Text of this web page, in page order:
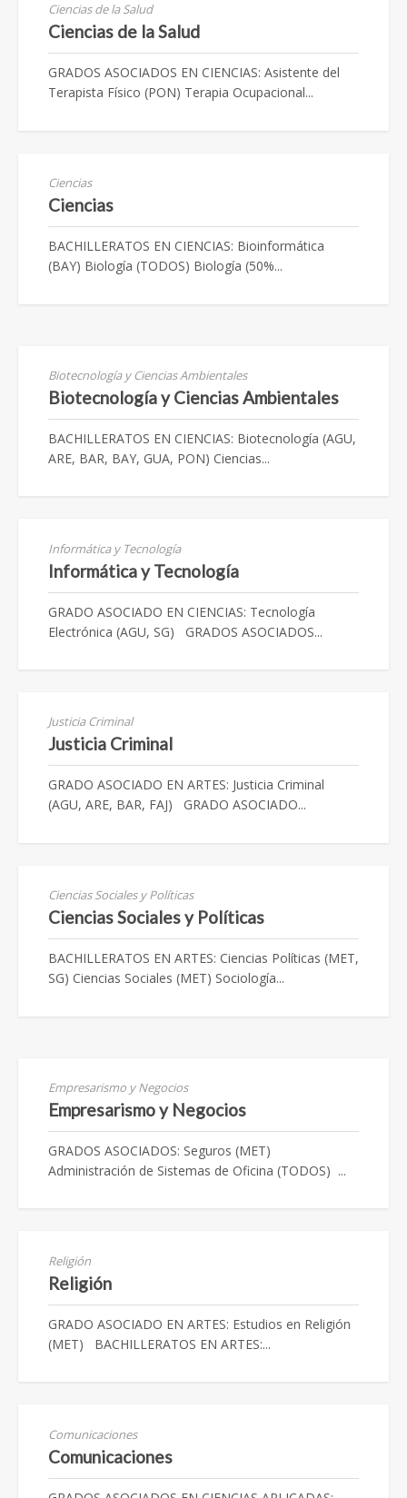
Ciencias de la Salud
Ciencias de la Salud
GRADOS ASOCIADOS EN CIENCIAS: Asistente del
Terapista Físico (PON) Terapia Ocupacional...
Ciencias
Ciencias
BACHILLERATOS EN CIENCIAS: Bioinformática
(BAY) Biología (TODOS) Biología (50%...
Biotecnología y Ciencias Ambientales
Biotecnología y Ciencias Ambientales
BACHILLERATOS EN CIENCIAS: Biotecnología (AGU,
ARE, BAR, BAY, GUA, PON) Ciencias...
Informática y Tecnología
Informática y Tecnología
GRADO ASOCIADO EN CIENCIAS: Tecnología
Electrónica (AGU, SG) GRADOS ASOCIADOS...
Justicia Criminal
Justicia Criminal
GRADO ASOCIADO EN ARTES: Justicia Criminal
(AGU, ARE, BAR, FAJ) GRADO ASOCIADO...
Ciencias Sociales y Políticas
Ciencias Sociales y Políticas
BACHILLERATOS EN ARTES: Ciencias Políticas (MET,
SG) Ciencias Sociales (MET) Sociología...
Empresarismo y Negocios
Empresarismo y Negocios
GRADOS ASOCIADOS: Seguros (MET)
Administración de Sistemas de Oficina (TODOS) ...
Religión
Religión
GRADO ASOCIADO EN ARTES: Estudios en Religión
(MET) BACHILLERATOS EN ARTES:...
Comunicaciones
Comunicaciones